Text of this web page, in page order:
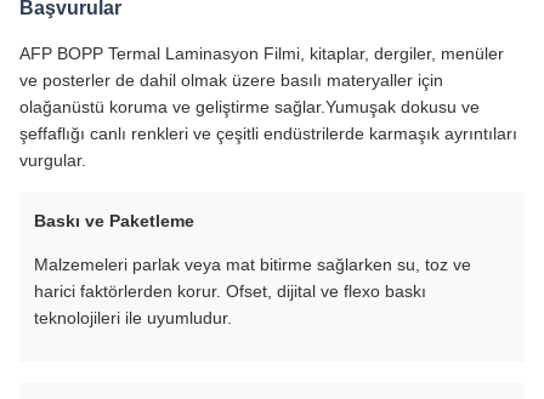
Başvurular
AFP BOPP Termal Laminasyon Filmi, kitaplar, dergiler, menüler
ve posterler de dahil olmak üzere basılı materyaller için
olağanüstü koruma ve geliştirme sağlar.Yumuşak dokusu ve
şeffaflığı canlı renkleri ve çeşitli endüstrilerde karmaşık ayrıntıları
vurgular.
Baskı ve Paketleme
Malzemeleri parlak veya mat bitirme sağlarken su, toz ve
harici faktörlerden korur. Ofset, dijital ve flexo baskı
teknolojileri ile uyumludur.